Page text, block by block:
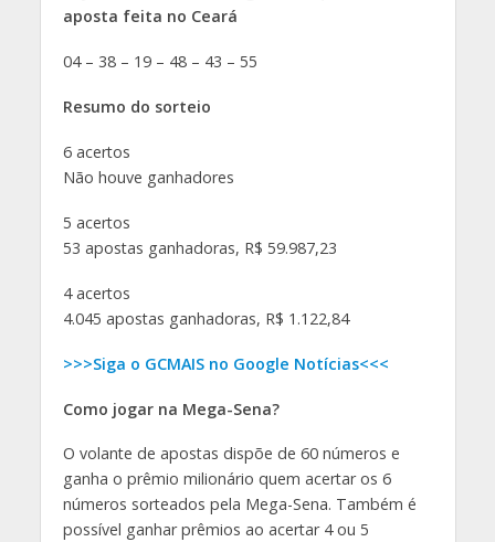
aposta feita no Ceará
04 – 38 – 19 – 48 – 43 – 55
Resumo do sorteio
6 acertos
Não houve ganhadores
5 acertos
53 apostas ganhadoras, R$ 59.987,23
4 acertos
4.045 apostas ganhadoras, R$ 1.122,84
>>>Siga o GCMAIS no Google Notícias<<<
Como jogar na Mega-Sena?
O volante de apostas dispõe de 60 números e
ganha o prêmio milionário quem acertar os 6
números sorteados pela Mega-Sena. Também é
possível ganhar prêmios ao acertar 4 ou 5